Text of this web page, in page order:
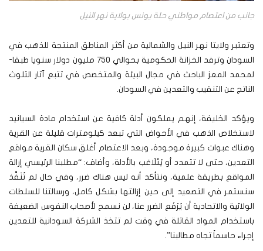
جانب من اعتصام مواطني حلة يونس بولاية نهر النيل
وتعتبر ولايتا نهر النيل والشمالية من أكثر المناطق المنتجة للذهب في
السودان وترفد الخزانة الحكومية بحوالي 750 مليون دولار سنويا طبقا-
لمحمد المعز الباحث في مجال البيئة والمتخصص في تتبع آثار التلوث
الناتج عن التنقيب والتعدين في السودان.
ويؤكد الخليفة، إنهم يملكون أدلة كافية عن استخدام مادة السيانيد
لاستخلاص الذهب في الأحواض التي تبعد كيلومترات قليلة عن القرية
وهناك عبوات كبيرة موجودة، وبعد الاعتصام أغلق سكان القرية مواقع
التعدين، حتى لا تتمدد أو يُتَلَاعَب بالأدلة، وأضاف: “مطلبنا الرئيسي إزالة
المواقع بطريقة علمية، ونتأكد أنه ليس هناك ضرر، وفي حال لم تُنَفَّذ
سنستمر في التصعيد إلى حين إزالتها بشكل كامل، ورسالتنا للسلطات
الولائية والاتحادية أن يُرْفَع الضرر عنا، لن نسمح لأصحاب النفوس الضعيفة
باستخدام المواد القاتلة في وقت لم تتخذ الشركة السودانية للتعدين
إجراء حاسماً تجاه مطالبنا”.